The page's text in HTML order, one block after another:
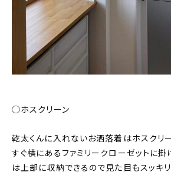
◯ホスクリーン
乾太くんに入れないお洒落着はホスクリ
すぐ横にあるファミリークローゼットに
は上部に収納できるので見た目もスッキリ